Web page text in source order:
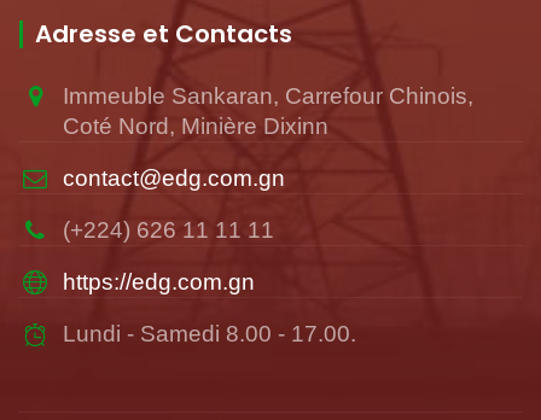
Adresse et Contacts
Immeuble Sankaran, Carrefour Chinois,
Coté Nord, Minière Dixinn
contact@edg.com.gn
(+224) 626 11 11 11
https://edg.com.gn
Lundi - Samedi 8.00 - 17.00.